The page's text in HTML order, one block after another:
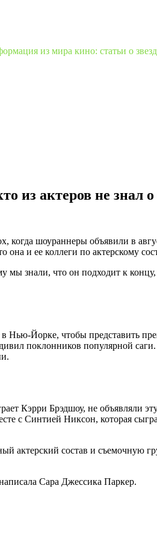
из мира кино: статьи о
из актеров не знал
когда шоураннеры объявили в
и ее коллеги по актерскому
мы знали, что он подходит к
Нью-Йорке, чтобы представить
поклонников популярной
Кэрри Брэдшоу, не объявляли
с Синтией Никсон, которая
актерский состав и съемочную
Сара Джессика Паркер.